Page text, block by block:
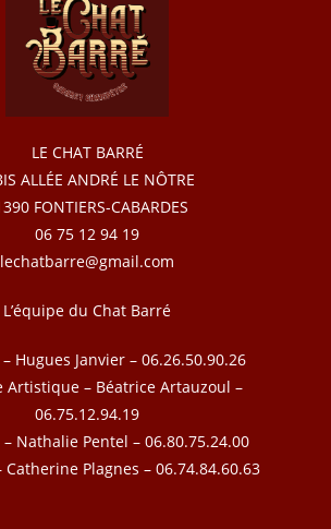
LE CHAT BARRÉ
ALLÉE ANDRÉ LE NÔTRE
FONTIERS-CABARDES
06 75 12 94 19
lechatbarre@gmail.com
L’équipe du Chat Barré
Hugues Janvier – 06.26.50.90.26
Artistique – Béatrice Artauzoul –
06.75.12.94.19
Nathalie Pentel – 06.80.75.24.00
Plagnes – 06.74.84.60.63